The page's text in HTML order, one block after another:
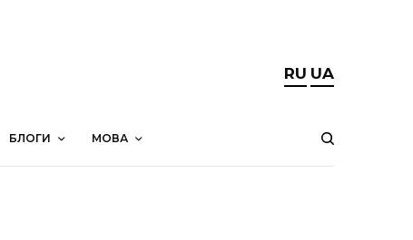
RU UA
БЛОГИ МОВА